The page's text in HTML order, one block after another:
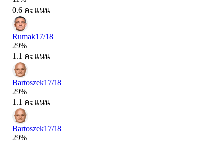
0.6 คะแนน
Rumak17/18
29%
1.1 คะแนน
Bartoszek17/18
29%
1.1 คะแนน
Bartoszek17/18
29%